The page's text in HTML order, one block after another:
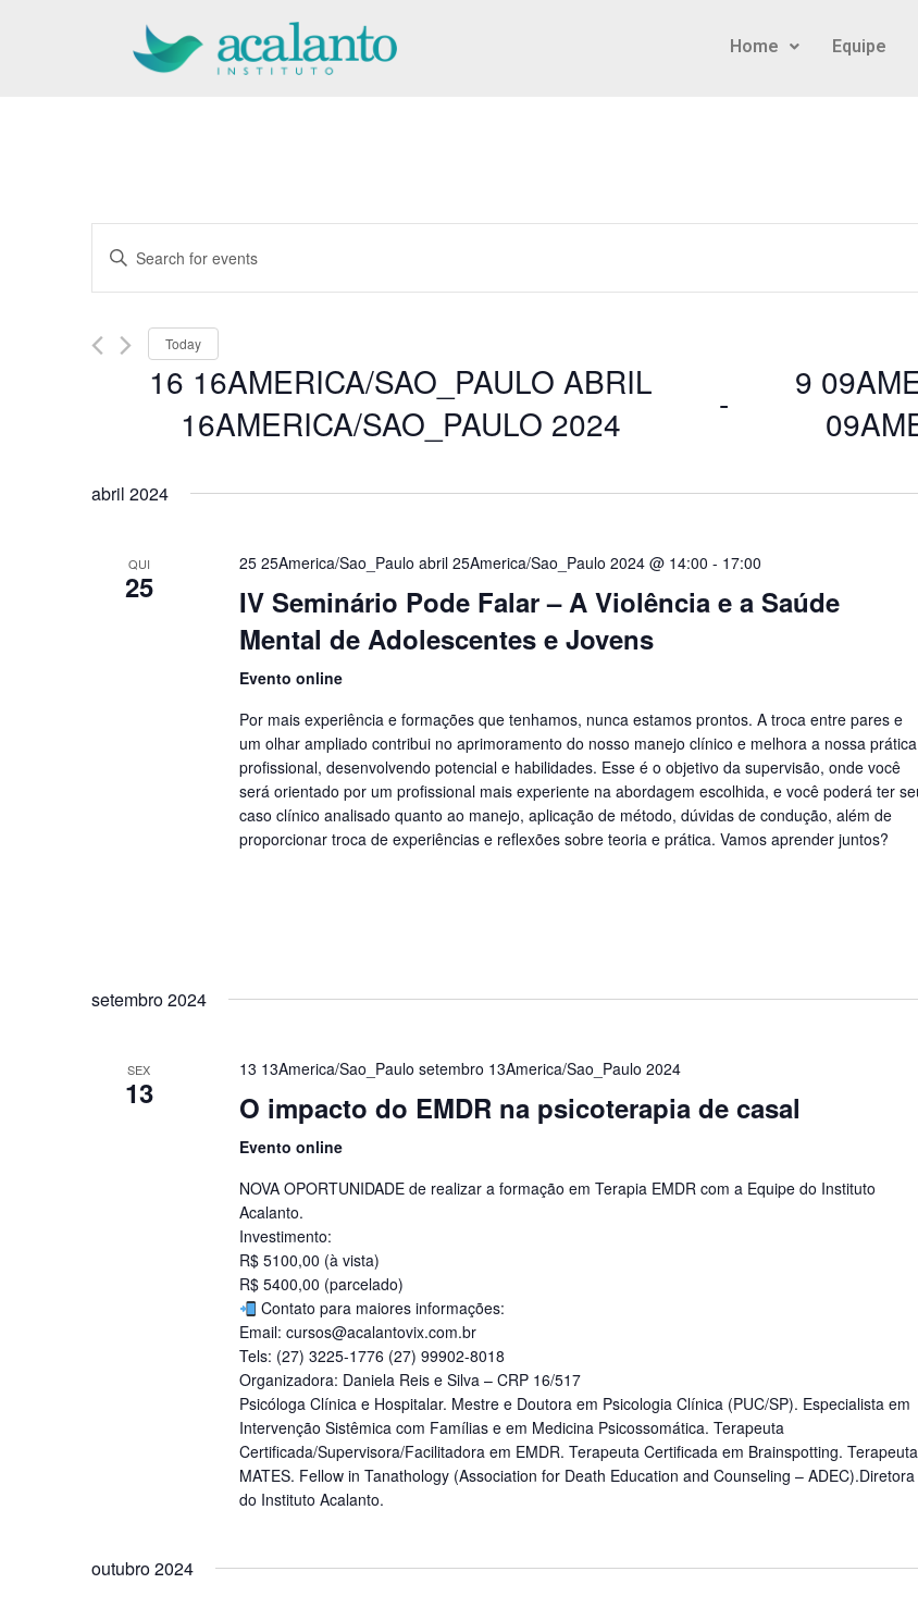
Home Equipe
Events
Search
and
Views
Enter
for
Today
16 16AMERICA/SAO_PAULO ABRIL
16AMERICA/SAO_PAULO 2024
-
9
date.
abril 2024
QUI
25
25 25America/Sao_Paulo abril 25America/Sao_Paulo 2024 @ 14:00 - 17:00
IV Seminário Pode Falar – A Violência e a Saúde
Mental de Adolescentes e Jovens
Evento online
Por mais experiência e formações que tenhamos, nunca estamos prontos. A troca entre pares e
um olhar ampliado contribui no aprimoramento do nosso manejo clínico e melhora a nossa prática
profissional, desenvolvendo potencial e habilidades. Esse é o objetivo da supervisão, onde você
será orientado por um profissional mais experiente na abordagem escolhida, e você poderá ter
caso clínico analisado quanto ao manejo, aplicação de método, dúvidas de condução, além de
proporcionar troca de experiências e reflexões sobre teoria e prática. Vamos aprender juntos?
setembro 2024
SEX
13
13 13America/Sao_Paulo setembro 13America/Sao_Paulo 2024
O impacto do EMDR na psicoterapia de casal
Evento online
NOVA OPORTUNIDADE de realizar a formação em Terapia EMDR com a Equipe do Instituto
Acalanto.
Investimento:
R$ 5100,00 (à vista)
R$ 5400,00 (parcelado)
Contato para maiores informações:
Email: cursos@acalantovix.com.br
Tels: (27) 3225-1776 (27) 99902-8018
Organizadora: Daniela Reis e Silva – CRP 16/517
Psicóloga Clínica e Hospitalar. Mestre e Doutora em Psicologia Clínica (PUC/SP). Especialista em
Intervenção Sistêmica com Famílias e em Medicina Psicossomática. Terapeuta
Certificada/Supervisora/Facilitadora em EMDR. Terapeuta Certificada em Brainspotting. Terapeuta
MATES. Fellow in Tanathology (Association for Death Education and Counseling – ADEC).Diretora
do Instituto Acalanto.
outubro 2024